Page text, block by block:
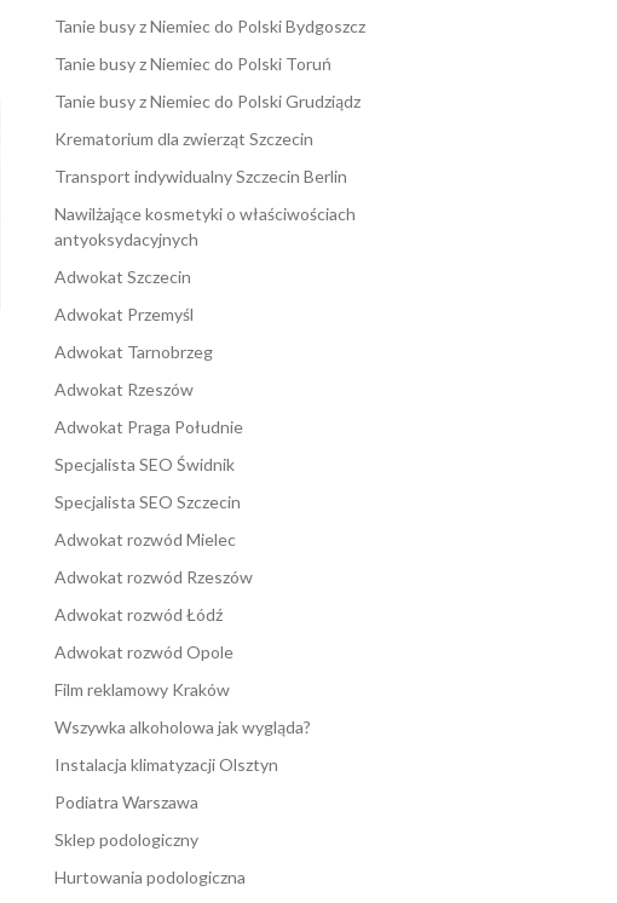
Tanie busy z Niemiec do Polski Bydgoszcz
Tanie busy z Niemiec do Polski Toruń
Tanie busy z Niemiec do Polski Grudziądz
Krematorium dla zwierząt Szczecin
Transport indywidualny Szczecin Berlin
Nawilżające kosmetyki o właściwościach
antyoksydacyjnych
Adwokat Szczecin
Adwokat Przemyśl
Adwokat Tarnobrzeg
Adwokat Rzeszów
Adwokat Praga Południe
Specjalista SEO Świdnik
Specjalista SEO Szczecin
Adwokat rozwód Mielec
Adwokat rozwód Rzeszów
Adwokat rozwód Łódź
Adwokat rozwód Opole
Film reklamowy Kraków
Wszywka alkoholowa jak wygląda?
Instalacja klimatyzacji Olsztyn
Podiatra Warszawa
Sklep podologiczny
Hurtowania podologiczna